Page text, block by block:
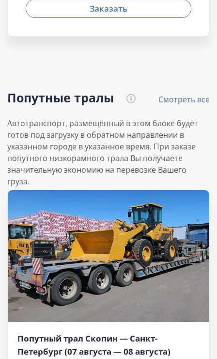
Заказать
Попутные тралы Смотреть все
Автотранспорт, размещённый в этом блоке будет
готов под загрузку в обратном направлении в
указанном городе в указанное время. При заказе
попутного низкорамного трала Вы получаете
значительную экономию на перевозке Вашего
груза.
Попутный трал Скопин — Санкт-
Петербург (07 августа — 08 августа)